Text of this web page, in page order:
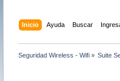
Inicio Ayuda Buscar
Seguridad Wireless - Wifi » Suite